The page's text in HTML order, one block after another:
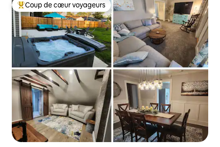
Coups de cœur voyageurs les plus appréciés
Coup de cœur voyageurs